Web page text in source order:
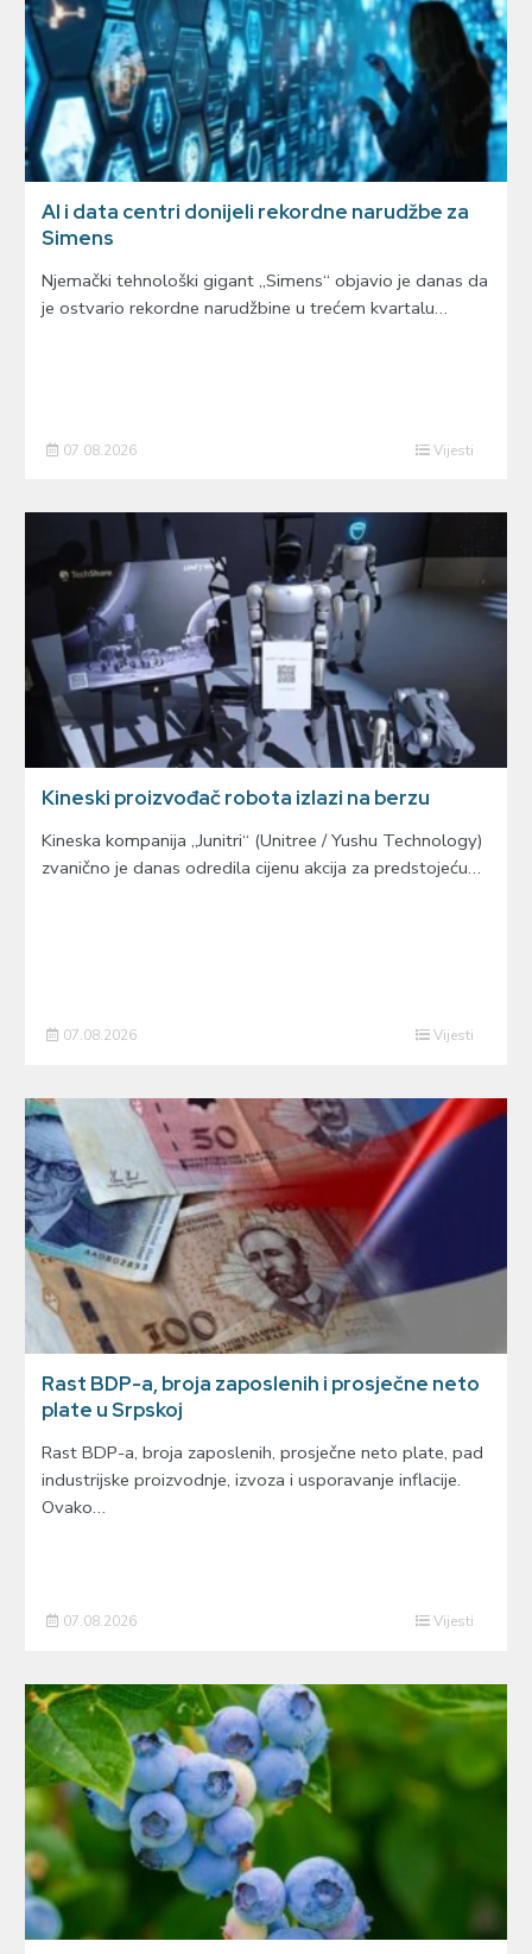
AI i data centri donijeli rekordne narudžbe za
Simens
Njemački tehnološki gigant „Simens“ objavio je danas da
je ostvario rekordne narudžbine u trećem kvartalu…
07.08.2026 Vijesti
Kineski proizvođač robota izlazi na berzu
Kineska kompanija „Junitri“ (Unitree / Yushu Technology)
zvanično je danas odredila cijenu akcija za predstojeću…
07.08.2026 Vijesti
Rast BDP-a, broja zaposlenih i prosječne neto
plate u Srpskoj
Rast BDP-a, broja zaposlenih, prosječne neto plate, pad
industrijske proizvodnje, izvoza i usporavanje inflacije.
Ovako…
07.08.2026 Vijesti